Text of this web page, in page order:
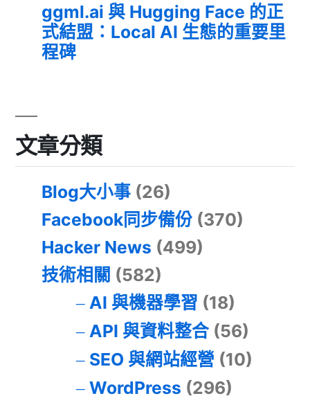
ggml.ai 與 Hugging Face 的正
式結盟：Local AI 生態的重要里
程碑
文章分類
Blog大小事 (26)
Facebook同步備份 (370)
Hacker News (499)
技術相關 (582)
AI 與機器學習 (18)
API 與資料整合(56)
SEO 與網站經營 (10)
WordPress (296)